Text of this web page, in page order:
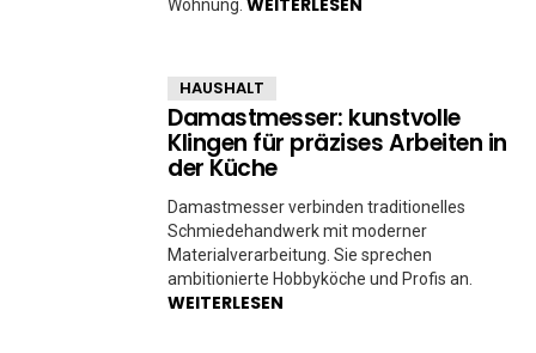
Wohnung. WEITERLESEN
HAUSHALT
Damastmesser: kunstvolle
Klingen für präzises Arbeiten in
der Küche
Damastmesser verbinden traditionelles
Schmiedehandwerk mit moderner
Materialverarbeitung. Sie sprechen
ambitionierte Hobbyköche und Profis an.
WEITERLESEN